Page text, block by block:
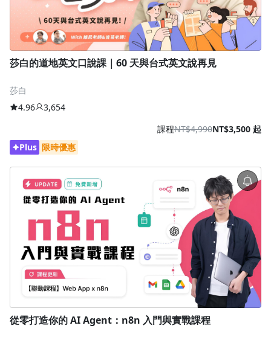
莎白的道地英文口說課｜60 天與台式英文說再見
莎白
4.96
3,654
課程NT$4,990NT$3,500 起
Plus 限時優惠
從零打造你的 AI Agent：n8n 入門與實戰課程